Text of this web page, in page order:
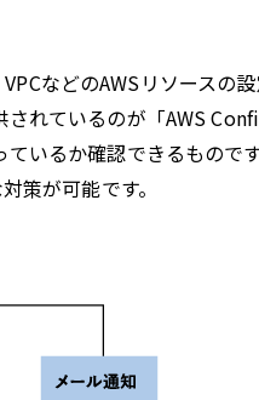
などのAWSリソースの設
れているのが「AWS
いるか確認できるもので
策が可能です。